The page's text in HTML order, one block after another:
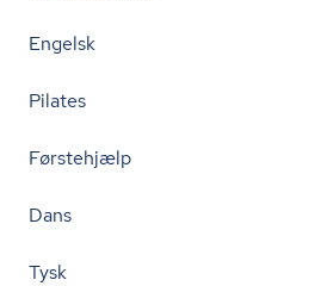
Engelsk
Pilates
Førstehjælp
Dans
Tysk